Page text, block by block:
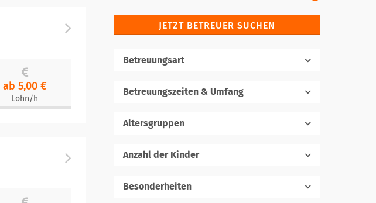
ab 5,00 €
Lohn/h
JETZT BETREUER SUCHEN
Betreuungsart
Betreuungszeiten & Umfang
Altersgruppen
Anzahl der Kinder
Besonderheiten